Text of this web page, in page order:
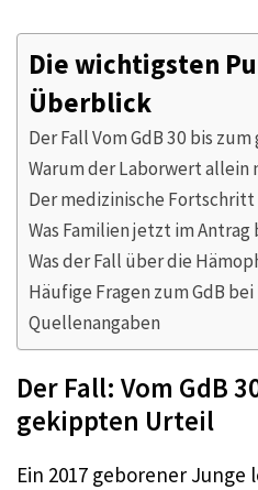
Die wichtigsten
Überblick
Der Fall Vom GdB 30 bis
Warum der Laborwert allein
Der medizinische
Was Familien jetzt im
Was der Fall über die
Häufige Fragen zum GdB
Quellenangaben
Der Fall: Vom GdB
gekippten Urteil
Ein 2017 geborener